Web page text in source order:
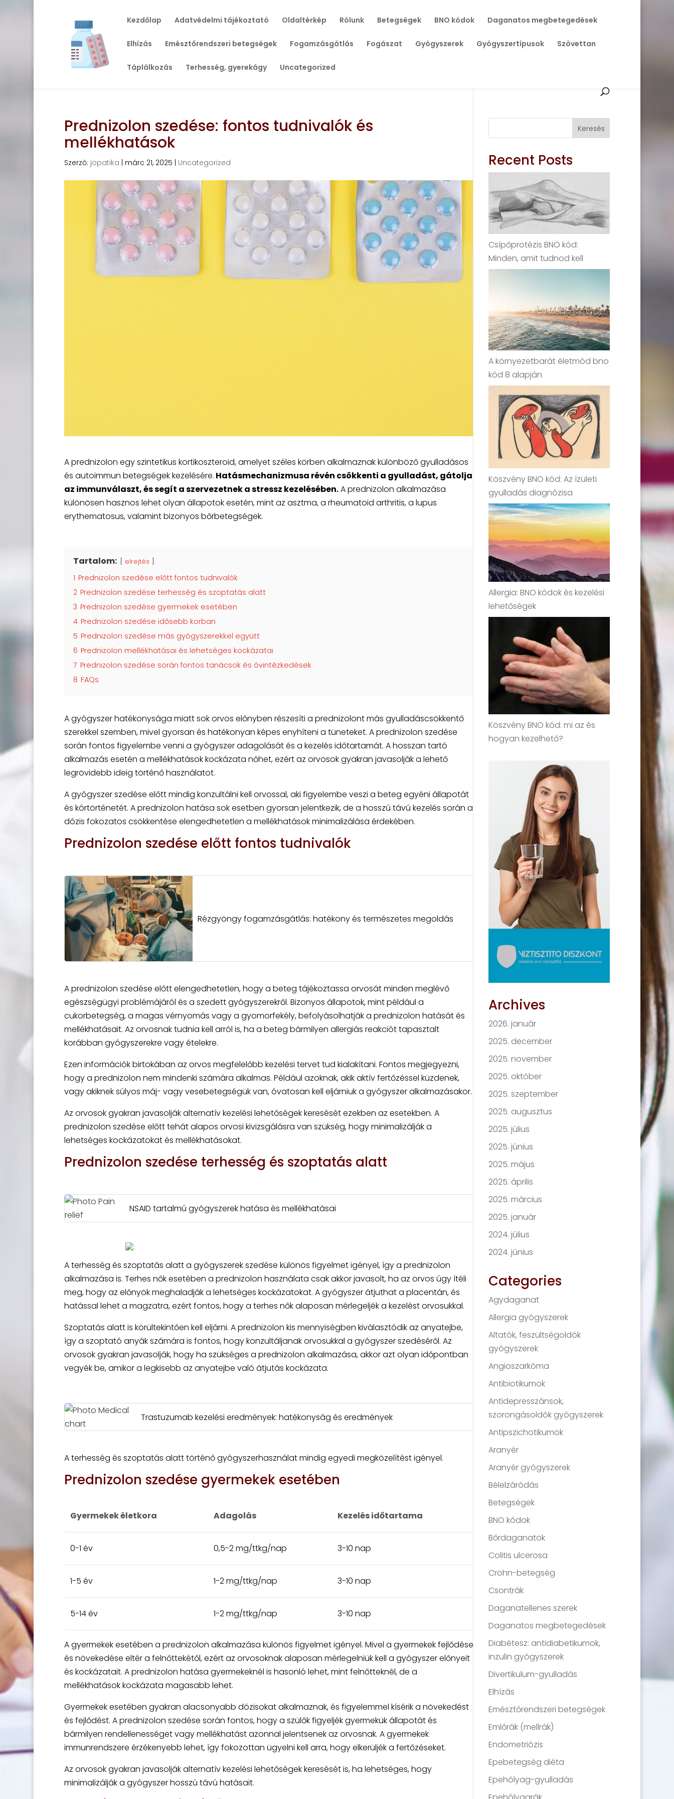
Kezdőlap Adatvédelmi tájékoztató Oldaltérkép Rólunk Betegségek BNO kódok Daganatos megbetegedések
Elhízás Emésztőrendszeri betegségek Fogamzásgátlás Fogászat Gyógyszerek Gyógyszertípusok Szövettan
Táplálkozás Terhesség, gyerekágy Uncategorized
Prednizolon szedése: fontos tudnivalók és
mellékhatások
Szerző: jopatika márc 21, 2025 Uncategorized
A prednizolon egy szintetikus kortikoszteroid, amelyet széles körben alkalmaznak különböző gyulladásos
és autoimmun betegségek kezelésére. Hatásmechanizmusa révén csökkenti a gyulladást, gátolja
az immunválaszt, és segít a szervezetnek a stressz kezelésében.A prednizolon alkalmazása
különösen hasznos lehet olyan állapotok esetén, mint az asztma, a rheumatoid arthritis, a lupus
erythematosus, valamint bizonyos bőrbetegségek.
Tartalom: elrejtés
1 Prednizolon szedése előtt fontos tudnivalók
2 Prednizolon szedése terhesség és szoptatás alatt
3 Prednizolon szedése gyermekek esetében
4 Prednizolon szedése idősebb korban
5 Prednizolon szedése más gyógyszerekkel együtt
6 Prednizolon mellékhatásai és lehetséges kockázatai
7 Prednizolon szedése során fontos tanácsok és óvintézkedések
8 FAQs
A gyógyszer hatékonysága miatt sok orvos előnyben részesíti a prednizolont más gyulladáscsökkentő
szerekkel szemben, mivel gyorsan és hatékonyan képes enyhíteni a tüneteket. A prednizolon szedése
során fontos figyelembe venni a gyógyszer adagolását és a kezelés időtartamát. A hosszan tartó
alkalmazás esetén a mellékhatások kockázata nőhet, ezért az orvosok gyakran javasolják a lehető
legrövidebb ideig történő használatot.
A gyógyszer szedése előtt mindig konzultálni kell orvossal, aki figyelembe veszi a beteg egyéni állapotát
és kórtörténetét. A prednizolon hatása sok esetben gyorsan jelentkezik, de a hosszú távú kezelés során a
dózis fokozatos csökkentése elengedhetetlen a mellékhatások minimalizálása érdekében.
Prednizolon szedése előtt fontos tudnivalók
Rézgyöngy fogamzásgátlás: hatékony és természetes megoldás
A prednizolon szedése előtt elengedhetetlen, hogy a beteg tájékoztassa orvosát minden meglévő
egészségügyi problémájáról és a szedett gyógyszerekről. Bizonyos állapotok, mint például a
cukorbetegség, a magas vérnyomás vagy a gyomorfekély, befolyásolhatják a prednizolon hatását és
mellékhatásait. Az orvosnak tudnia kell arról is, ha a beteg bármilyen allergiás reakciót tapasztalt
korábban gyógyszerekre vagy ételekre.
Ezen információk birtokában az orvos megfelelőbb kezelési tervet tud kialakítani. Fontos megjegyezni,
hogy a prednizolon nem mindenki számára alkalmas. Például azoknak, akik aktív fertőzéssel küzdenek,
vagy akiknek súlyos máj- vagy vesebetegségük van, óvatosan kell eljárniuk a gyógyszer alkalmazásakor.
Az orvosok gyakran javasolják alternatív kezelési lehetőségek keresését ezekben az esetekben. A
prednizolon szedése előtt tehát alapos orvosi kivizsgálásra van szükség, hogy minimalizálják a
lehetséges kockázatokat és mellékhatásokat.
Prednizolon szedése terhesség és szoptatás alatt
NSAID tartalmú gyógyszerek hatása és mellékhatásai
A terhesség és szoptatás alatt a gyógyszerek szedése különös figyelmet igényel, így a prednizolon
alkalmazása is. Terhes nők esetében a prednizolon használata csak akkor javasolt, ha az orvos úgy ítéli
meg, hogy az előnyök meghaladják a lehetséges kockázatokat. A gyógyszer átjuthat a placentán, és
hatással lehet a magzatra, ezért fontos, hogy a terhes nők alaposan mérlegeljék a kezelést orvosukkal.
Szoptatás alatt is körültekintően kell eljárni. A prednizolon kis mennyiségben kiválasztódik az anyatejbe,
így a szoptató anyák számára is fontos, hogy konzultáljanak orvosukkal a gyógyszer szedéséről. Az
orvosok gyakran javasolják, hogy ha szükséges a prednizolon alkalmazása, akkor azt olyan időpontban
vegyék be, amikor a legkisebb az anyatejbe való átjutás kockázata.
Trastuzumab kezelési eredmények: hatékonyság és eredmények
A terhesség és szoptatás alatt történő gyógyszerhasználat mindig egyedi megközelítést igényel.
Prednizolon szedése gyermekek esetében
Gyermekek életkora Adagolás Kezelés időtartama
0-1 év 0,5-2 mg/ttkg/nap 3-10 nap
1-5 év 1-2 mg/ttkg/nap 3-10 nap
5-14 év 1-2 mg/ttkg/nap 3-10 nap
A gyermekek esetében a prednizolon alkalmazása különös figyelmet igényel. Mivel a gyermekek fejlődése
és növekedése eltér a felnőttekétől, ezért az orvosoknak alaposan mérlegelniük kell a gyógyszer előnyeit
és kockázatait. A prednizolon hatása gyermekeknél is hasonló lehet, mint felnőtteknél, de a
mellékhatások kockázata magasabb lehet.
Gyermekek esetében gyakran alacsonyabb dózisokat alkalmaznak, és figyelemmel kísérik a növekedést
és fejlődést. A prednizolon szedése során fontos, hogy a szülők figyeljék gyermekük állapotát és
bármilyen rendellenességet vagy mellékhatást azonnal jelentsenek az orvosnak. A gyermekek
immunrendszere érzékenyebb lehet, így fokozottan ügyelni kell arra, hogy elkerüljék a fertőzéseket.
Az orvosok gyakran javasolják alternatív kezelési lehetőségek keresését is, ha lehetséges, hogy
minimalizálják a gyógyszer hosszú távú hatásait.
Keresés
Recent Posts
Csípőprotézis BNO kód:
Minden, amit tudnod kell
A környezetbarát életmód bno
kód 8 alapján
Köszvény BNO kód: Az ízületi
gyulladás diagnózisa
Allergia: BNO kódok és kezelési
lehetőségek
Köszvény BNO kód: mi az és
hogyan kezelhető?
Archives
2026. január
2025. december
2025. november
2025. október
2025. szeptember
2025. augusztus
2025. július
2025. június
2025. május
2025. április
2025. március
2025. január
2024. július
2024. június
Categories
Agydaganat
Allergia gyógyszerek
Altatók, feszültségoldók
gyógyszerek
Angioszarkóma
Antibiotikumok
Antidepresszánsok,
szorongásoldók gyógyszerek
Antipszichotikumok
Aranyér
Aranyér gyógyszerek
Bélelzáródás
Betegségek
BNO kódok
Bőrdaganatok
Colitis ulcerosa
Crohn-betegség
Csontrák
Daganatellenes szerek
Daganatos megbetegedések
Diabétesz: antidiabetikumok,
inzulin gyógyszerek
Divertikulum-gyulladás
Elhízás
Emésztőrendszeri betegségek
Emlőrák (mellrák)
Endometriózis
Epebetegség diéta
Epehólyag-gyulladás